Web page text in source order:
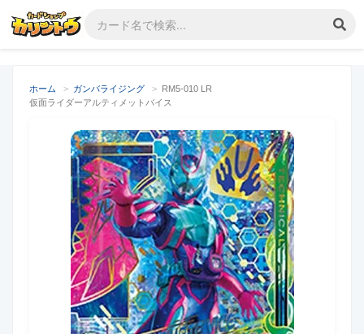
ホーム > ガンバライジング > RM5-010 LR
仮面ライダーアルティメットバイス